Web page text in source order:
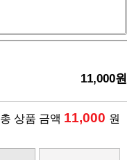
11,000원
총 상품 금액 11,000 원